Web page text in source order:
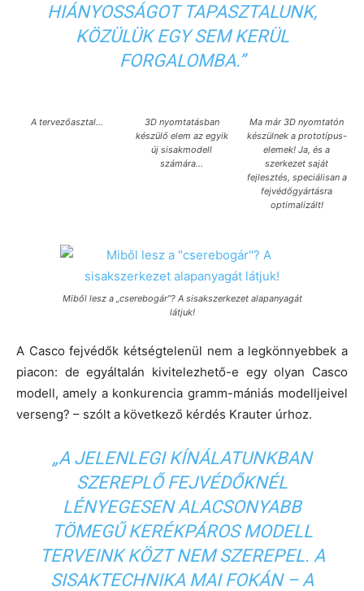
HIÁNYOSSÁGOT TAPASZTALUNK,
KÖZÜLÜK EGY SEM KERÜL
FORGALOMBA.”
A tervezőasztal…
3D nyomtatásban
készülő elem az egyik
új sisakmodell
számára…
Ma már 3D nyomtatón
készülnek a prototípus-
elemek! Ja, és a
szerkezet saját
fejlesztés, speciálisan a
fejvédőgyártásra
optimalizált!
Miből lesz a „cserebogár”? A sisakszerkezet alapanyagát
látjuk!
A Casco fejvédők kétségtelenül nem a legkönnyebbek a
piacon: de egyáltalán kivitelezhető-e egy olyan Casco
modell, amely a konkurencia gramm-mániás modelljeivel
verseng? – szólt a következő kérdés Krauter úrhoz.
„A JELENLEGI KÍNÁLATUNKBAN
SZEREPLŐ FEJVÉDŐKNÉL
LÉNYEGESEN ALACSONYABB
TÖMEGŰ KERÉKPÁROS MODELL
TERVEINK KÖZT NEM SZEREPEL. A
SISAKTECHNIKA MAI FOKÁN – A